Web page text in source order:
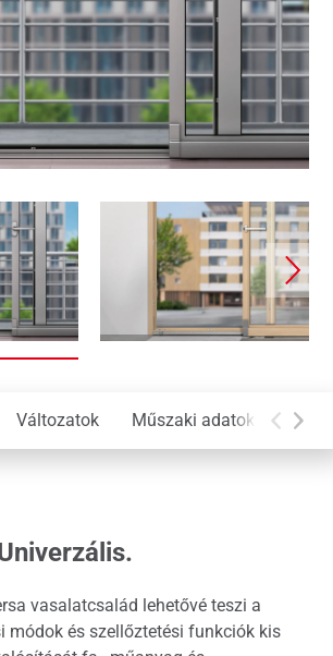
Változatok Műszaki adatok
vasalatcsalád lehetővé teszi a
módok és szellőztetési funkciók kis